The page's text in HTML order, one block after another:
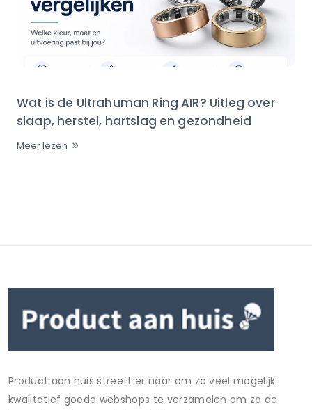
Wat is de Ultrahuman Ring AIR? Uitleg over
slaap, herstel, hartslag en gezondheid
Meer lezen
Product aan huis streeft er naar om zo veel mogelijk
kwalitatief goede webshops te verzamelen om zo de